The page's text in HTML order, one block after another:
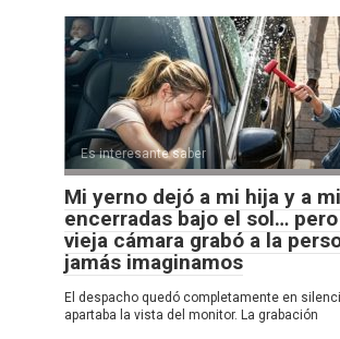
Es interesante saber
Mi yerno dejó a mi hija y a
encerradas bajo el sol…
vieja cámara grabó a la
jamás imaginamos
El despacho quedó completamente en
apartaba la vista del monitor. La grabación